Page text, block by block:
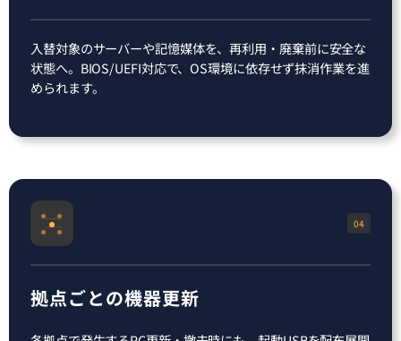
入替対象のサーバーや記憶媒体を、再利用・廃棄前に安全な
状態へ。BIOS/UEFI対応で、OS環境に依存せず抹消作業を進
められます。
04
拠点ごとの機器更新